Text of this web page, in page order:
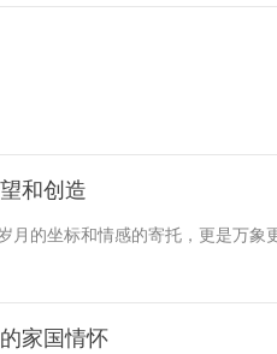
和创造
的坐标和情感的寄托，更是万象
家国情怀